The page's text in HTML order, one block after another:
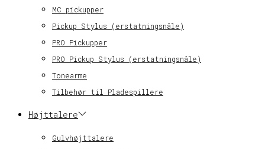
MC pickupper
Pickup Stylus (erstatningsnåle)
PRO Pickupper
PRO Pickup Stylus (erstatningsnåle)
Tonearme
Tilbehør til Pladespillere
Højttalere
Gulvhøjttalere